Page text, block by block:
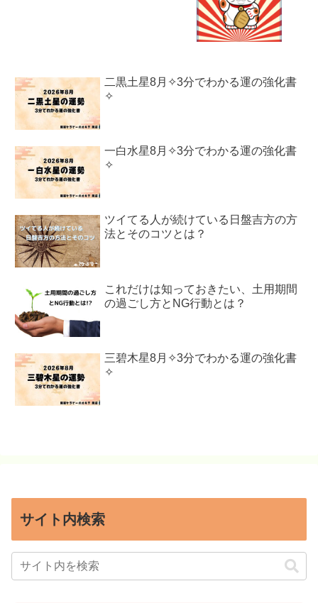
二黒土星8月✧3分でわかる運の強化書
✧
一白水星8月✧3分でわかる運の強化書
✧
ツイてる人が続けている日盤吉方の方
法とそのコツとは？
これだけは知っておきたい、土用期間
の過ごし方とNG行動とは？
三碧木星8月✧3分でわかる運の強化書
✧
サイト内検索